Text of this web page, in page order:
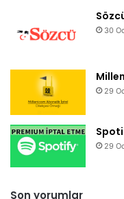
30
29
29
Son yorumlar